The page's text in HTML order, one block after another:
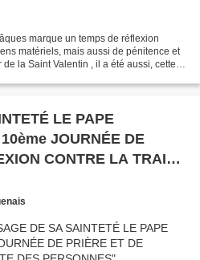
marque un temps de réflexion
matériels, mais aussi de pénitence et
la Saint Valentin , il a été aussi, cette
LE PAPE
JOURNÉE DE
CONTRE LA TRAITE